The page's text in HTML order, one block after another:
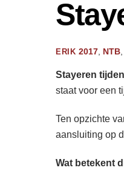
ERIK 2017, NTB,
Stayeren
staat voor een
Ten opzichte
aansluiting op
Wat betekent